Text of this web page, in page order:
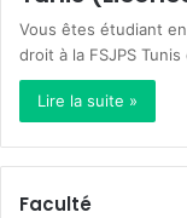
Vous êtes étudiant
droit à la FSJPS
Lire la suite »
Faculté